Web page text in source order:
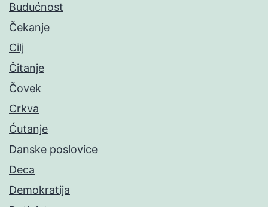
Budućnost
Čekanje
Cilj
Čitanje
Čovek
Crkva
Ćutanje
Danske poslovice
Deca
Demokratija